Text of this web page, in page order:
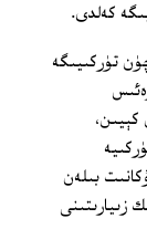
كەلدى.
ئۈچۈن تۈركىيىگە
كېيىن،
بىلەن
ئېلىپ بارغان 5 سائەتلىك زىيارىتىنى